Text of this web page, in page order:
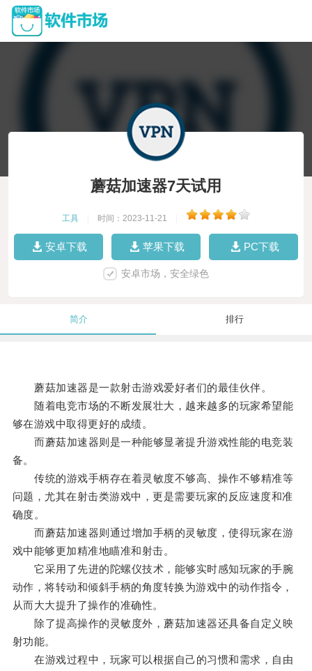
蘑菇加速器7天试用
工具 时间：2023-11-21
安卓下载 苹果下载 PC下载
安卓市场，安全绿色
简介 排行
蘑菇加速器是一款射击游戏爱好者们的最佳伙伴。
随着电竞市场的不断发展壮大，越来越多的玩家希望能
够在游戏中取得更好的成绩。
而蘑菇加速器则是一种能够显著提升游戏性能的电竞装
备。
传统的游戏手柄存在着灵敏度不够高、操作不够精准等
问题，尤其在射击类游戏中，更是需要玩家的反应速度和准
确度。
而蘑菇加速器则通过增加手柄的灵敏度，使得玩家在游
戏中能够更加精准地瞄准和射击。
它采用了先进的陀螺仪技术，能够实时感知玩家的手腕
动作，将转动和倾斜手柄的角度转换为游戏中的动作指令，
从而大大提升了操作的准确性。
除了提高操作的灵敏度外，蘑菇加速器还具备自定义映
射功能。
在游戏过程中，玩家可以根据自己的习惯和需求，自由